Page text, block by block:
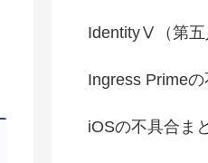
IdentityⅤ（第五
Ingress Prime
iOSの不具合ま